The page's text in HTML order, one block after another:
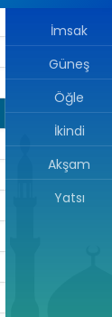
İmsak
Güneş
Öğle
İkindi
Akşam
Yatsı